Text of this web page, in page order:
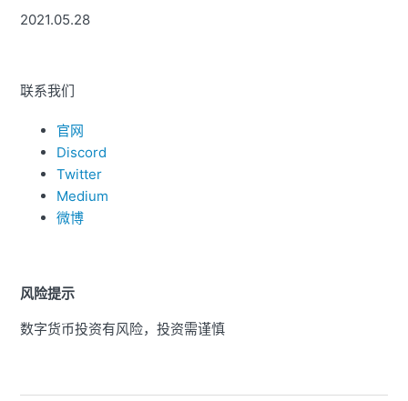
2021.05.28
联系我们
官网
Discord
Twitter
Medium
微博
风险提示
数字货币投资有风险，投资需谨慎